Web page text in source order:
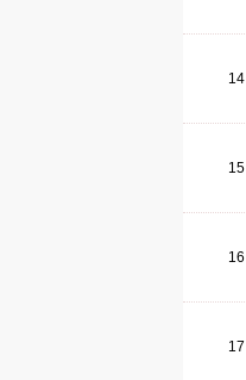
14
15
16
17